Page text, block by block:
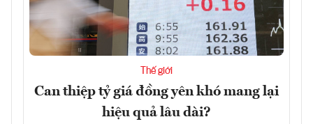
Thế giới
Can thiệp tỷ giá đồng yên khó mang lại
hiệu quả lâu dài?